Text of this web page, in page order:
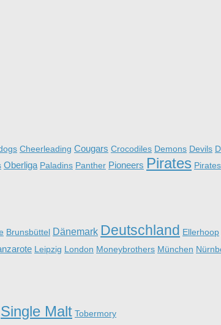
Cheerleading Cougars Crocodiles Demons Devils
Oberliga Paladins Panther Pioneers Pirates
Brunsbüttel Dänemark Deutschland Ellerhoop
Leipzig London Moneybrothers München
Single Malt Tobermory